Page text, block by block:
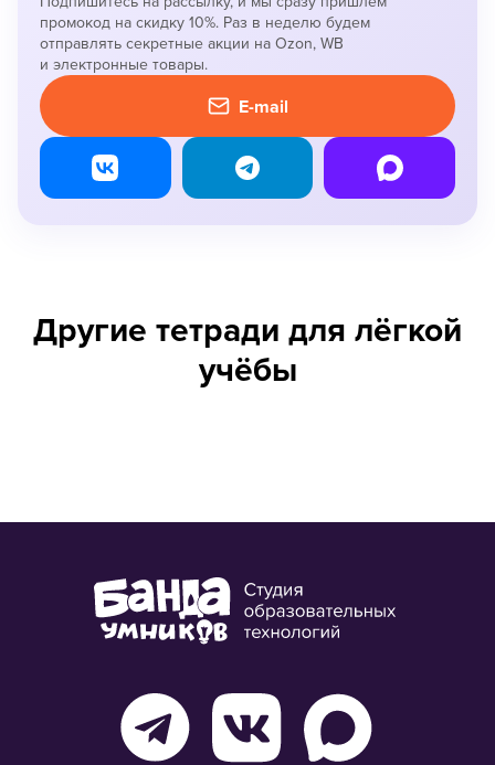
промокод на скидку 10%. Раз в неделю будем
отправлять секретные акции на Ozon, WB
и электронные товары.
E-mail
Другие тетради для лёгкой
учёбы